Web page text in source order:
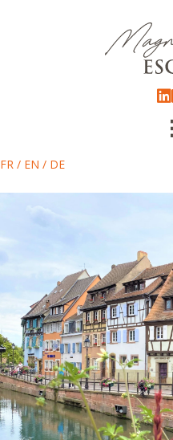
FR / EN / DE